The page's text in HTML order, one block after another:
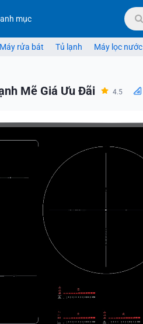
mục
Máy rửa bát Tủ lạnh Máy lọc nước
Mẽ Giá Ưu Đãi 4.5